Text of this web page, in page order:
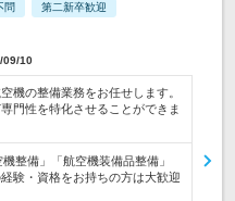
問 第二新卒歓迎
09/10
機の整備業務をお任せします。
門性を特化させることができま
整備」「航空機装備品整備」
験・資格をお持ちの方は大歓迎